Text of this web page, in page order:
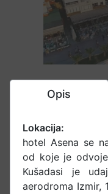
Opis
Lokacija:
hotel Asena se
od koje je
Kušadasi je
aerodroma Izmir,